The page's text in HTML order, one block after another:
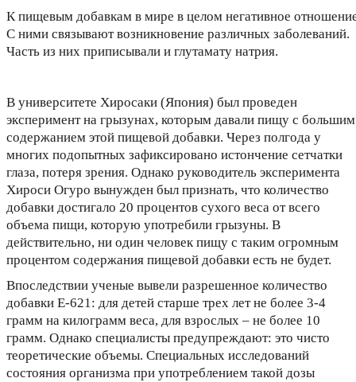
К пищевым добавкам в мире в целом негативное
С ними связывают возникновение различных заболеваний.
Часть из них приписывали и глутамату натрия.
В университете Хиросаки (Япония) был проведен
эксперимент на грызунах, которым давали пищу с большим
содержанием этой пищевой добавки. Через полгода у
многих подопытных зафиксировано истончение сетчатки
глаза, потеря зрения. Однако руководитель эксперимента
Хироси Огуро вынужден был признать, что количество
добавки достигало 20 процентов сухого веса от всего
объема пищи, которую употребили грызуны. В
действительно, ни один человек пищу с таким огромным
процентом содержания пищевой добавки есть не будет.
Впоследствии ученые вывели разрешенное количество
добавки Е-621: для детей старше трех лет не более 3-4
грамм на килограмм веса, для взрослых – не более 10
грамм. Однако специалисты предупреждают: это чисто
теоретические объемы. Специальных исследований
состояния организма при употреблением такой дозы